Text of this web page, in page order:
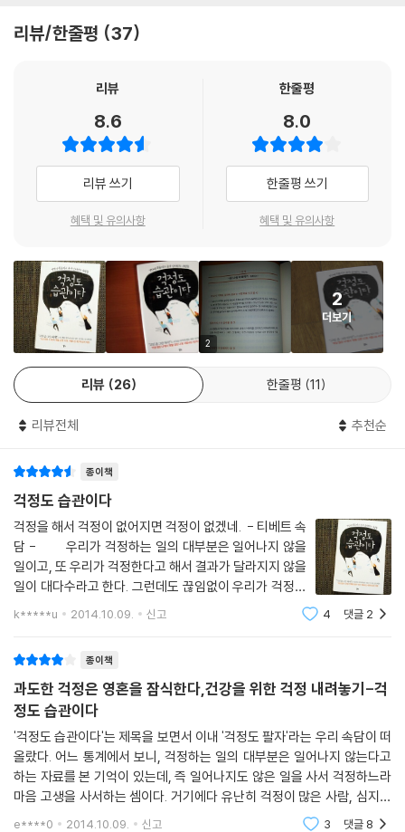
… 보통과 모자람은 동의어가 아니다
우리가 ‘모 아니면 도’를 믿게 된 이유 | 평범함, 그 안의 다름만으로 충분하
… 진정한 마음의 동반자가 필요하다
… 생애 주기별 인생 목표 세우기
좋은 엄마의 조건은 달라지는 법 | 마음의 성장은 어떻게 이루어지는가
… 인간은 무의식적으로 성장한다
누구에게나 찾아오는 무의식적 성장의 기회 | 자기의 축과 자아의 축이 가
까워지도록
부록_ 나를 위한 걱정 관리자, ‘감정 일지’ 쓰기
참고 문헌
친구에게 고민을 털어놨을 때 친구가 나보다 더한 일을 겪고 있다고 말하
면 우리는 왠지 ‘이 세상에서 나 혼자만 불행한 건 아니구나’ 하는 생각을
무심코 하게 된다. 어디 그뿐인가. 봉사 활동을 다녀온 후에나 TV에서 불
우이웃 돕기 방송을 본 다음에는 ‘저렇게 힘들게 사는 사람들도 있는데, 나
는 행복한 거였어’라고 자연스럽게 스스로를 위안하곤 한다.
나는 이것이 도덕적으로 올바른 방법이라고 말하지는 않겠다. 하지만 정말
마음이 괴롭고 고민의 꼬리를 자를 방도가 당최 보이지 않는 사람에게는
은 임시방편이라고 생각한다. 어쨌든 살 사람은 살아야 하지 않은가. 2단계
_ 일상 속의 작은 노력/p.105
정말 문제는 자아 경계선이 너무 얇은 사람들이다. 이들은 쉽게 흔들리고
남을 늘 의식하고 있으며 갈등 자체를 두려워한다. 그래서 웬만하면 상대
에게 자신을 맞추려고 하다 스트레스를 받는다. 남을 실망시킬까 봐 항상
걱정이어서 자신이 하고 싶은 일을 하기보다는 남이 원하는 일을 하려고
한다. (…) 하지만 무의식마저 속일 수 있을까 의식 차원에서는 ‘이것이 내
진다면
재미있게도, 사람은 이런 경우 전혀 의도치 않게 게으름을 피우게 된다. 늦
잠을 자거나 자꾸 깜빡하고 잊어먹는 식이다. 지난 일주일이 너무 피곤해
서 이번 주말에는 집에서 쉬고 싶은 남자가 있다. 그런데 여자친구가 주말
에 놀이공원에 가자고 조른다. 자기도 놀이공원에 가서 놀고 싶다고 얘기
하며 흔쾌히 그러자고 했지만, 막상 당일이 되자 늦잠을 자고 약속을 까맣
게 잊어버렸다. 여자친구는 어떻게 그럴 수 있느냐고 혀를 차고 남자도 자
기가 왜 그랬는지 모르겠다고 답답해하지만, 글쎄. 집에서 쉬고 싶은 남자
력/pp.131-132
걱정쟁이들은 자신의 약점을 한참 노출하다 보면 왠지 스스로가 비참한 듯
한 기분에 휩싸인다. 자존심도 상한다. 그래서 슬며시 “너는 요새 어때” 하
고 화제를 상대에게로 돌린다. 착하고 배려심 깊은 상대는 왠지 고민 많은
사람 앞에서 “나는 완전 잘 지내지”라고 신나게 대답하기가 미안하다. 그
렇다고 구구절절 내 고민을 털어놓는 것도 해선 안 될 일 같다. 그래서 “그
저 그렇지 뭐”라든가 “별로 재미가 없어”라고 애매하게 대답한다.
습관적으로 걱정을 많이 하는 사람들의 증상은 이뿐만이 아니다.
ㆍ 남의 눈치를 많이 본다.
ㆍ 주변 사람들로부터 예민하게 군다는 말을 곧잘 듣는다.
ㆍ 스스로 정신력이 약하다고 생각하고, 수시로 피곤함을 느낀다.
ㆍ 나를 곤란하게 만드는 상황이나 사람은 회피하려 든다.
《걱정도 습관이다》는 이처럼 걱정이야말로 평범한 우리들의 정신을 갉아
는 걱정의 슬픈 본질에 대해 이야기한다. 동시에 우리가 습관성 걱정에서
당최 빠져나오지 못하는 이유에 대해서도 설명한다. 무엇보다 머릿속을 꽉
채운 복잡한 걱정을 깨끗이 헹궈내고 강한 정신력의 소유자로 재탄생하기
위한 지침을 생생한 사례와 함께 명확히 짚어주고 있다.
"자꾸 최악의 상황을 상상하게 될 때”
MBA 출신 정신과 의사의 현실적인 걱정 관리법
이 책의 저자 최명기는 ‘마음 경영 전문의’로 불린다. 그도 그럴 것이 그는
득했다. 마음이라고 하는 추상적인 대상을 좀 더 과학적이고 체계적으로
분석해보고자 하는 바람에서였다. 그래서인지 그가 마음 문제로 고생하는
사람들에게 다가가는 방법은 여느 의사들과 다소 차이가 있다.
병의 증상에 집중하면서 그에 맞춰 약을 처방하는 여느 의사들과 달리, 그
는 기업이 시스템을 바꿔 혁신을 달성하듯 사람 역시 마음과 정신의 결을
바꿔 증상을 치유해야 한다고 생각한다. 또한 이러한 과정을 통해 마음의
성장을 이룬 사람들은 폭주하는 걱정을 스스로 잘 통제하고, 감정을 본인
그의 제안들은 다른 심리서들에 비해 퍽 현실적이다. 예를 들어, 누군가 나
에게 언짢은 기색을 비칠 때는 ‘저 사람이 대체 내게 왜 그러는 거지? 내가
말을 잘못한 건가?’ 하고 걱정에 휩싸일 것이 아니라, 그냥 ‘나를 싫어하고
미워해서’라고 심플하게 생각하고 나도 기분 나쁘다는 뜻을 분명히 전하라
는 식이다. 이 룰은 심지어 부모-자식 간에도 적용된다. 아이를 아무리 사
랑하는 부모라도, 아이가 말썽을 부려 혼내는 그 순간만큼은 아이가 미울
수밖에 없기 때문이란다.
자꾸 최악의 상황을 상상하며 괴로움에서 벗어나지 못하는 ‘재앙화’ 경향
의 사람들에게는 타인의 불행에서 위안을 받으라고 말한다. 그러면서 이것
리뷰/한줄평 37
리뷰
8.6
리뷰 쓰기
혜택 및 유의사항
한줄평
8.0
한줄평 쓰기
혜택 및 유의사항
2
2
더보기
리뷰 26 한줄평 11
리뷰전체 추천순
종이책
걱정도 습관이다
걱정을 해서 걱정이 없어지면 걱정이 없겠네. - 티베트 속
담 - 우리가 걱정하는 일의 대부분은 일어나지 않을
일이고, 또 우리가 걱정한다고 해서 결과가 달라지지 않을
일이 대다수라고 한다. 그런데도 끊임없이 우리가 걱정하
는 이유는 무엇일까. 적당한 걱정은 불확실한 미래로 인한
k*****u 2014.10.09. 신고 4 댓글 2
종이책
과도한 걱정은 영혼을 잠식한다,건강을 위한 걱정 내려놓기-걱
정도 습관이다
'걱정도 습관이다'는 제목을 보면서 이내 '걱정도 팔자'라는 우리 속담이 떠
올랐다. 어느 통계에서 보니, 걱정하는 일의 대부분은 일어나지 않는다고
하는 자료를 본 기억이 있는데, 즉 일어나지도 않은 일을 사서 걱정하느라
마음 고생을 사서하는 셈이다. 거기에다 유난히 걱정이 많은 사람, 심지어
걱정이 취미처럼 보이는 사람도 분명히 있다. 걱정하는 것도 어떻게 보
e****0 2014.10.09. 신고 3 댓글 8